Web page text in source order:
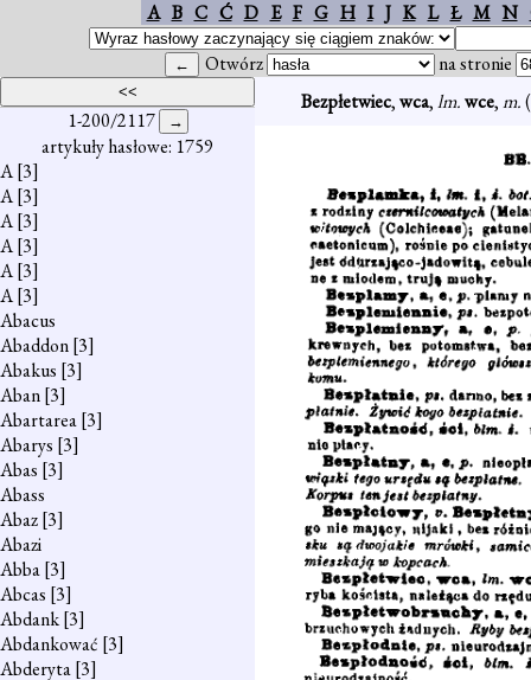
A B C Ć D E F G H I J K L Ł M N
Otwórz na stronie
1-200/2117
artykuły hasłowe: 1759
A[3]
A[3]
A[3]
A[3]
A[3]
A[3]
Abacus
Abaddon[3]
Abakus [3]
Aban[3]
Abartarea[3]
Abarys [3]
Abas [3]
Abass
Abaz[3]
Abazi
Abba[3]
Abcas [3]
Abdank[3]
Abdankować [3]
Abderyta[3]
Bezpłetwiec,wca,lm.wce,m.